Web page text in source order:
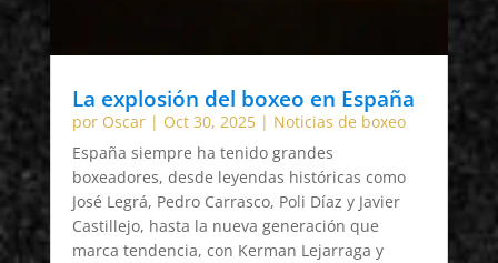
La explosión del boxeo en España
por Oscar| Oct 30, 2025| Noticias de boxeo
España siempre ha tenido grandes
boxeadores, desde leyendas históricas como
José Legrá, Pedro Carrasco, Poli Díaz y Javier
Castillejo, hasta la nueva generación que
marca tendencia, con Kerman Lejarraga y